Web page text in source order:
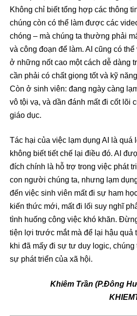
Không chỉ biết tổng hợp các thông
chúng còn có thể làm được các
chóng – mà chúng ta thường phải
và công đoạn để làm. AI cũng có
ở những nốt cao một cách dễ dàng
cần phải có chất giọng tốt và kỹ
Còn ở sinh viên: đang ngày càng
vô tội vạ, và dần đánh mất đi cốt lõi
giáo dục.
Tác hại của việc lạm dụng AI là quá
không biết tiết chế lại điều đó. AI
đích chính là hỗ trợ trong việc phát
con người chúng ta, nhưng lạm
đến việc sinh viên mất đi sự ham
kiến thức mới, mất đi lối suy nghĩ
tình huống công việc khó khăn.
tiện lợi trước mắt mà để lại hậu quả
khi đã mấy đi sự tư duy logic,
sự phát triển của xã hội.
Khiêm Trần (P.Đông